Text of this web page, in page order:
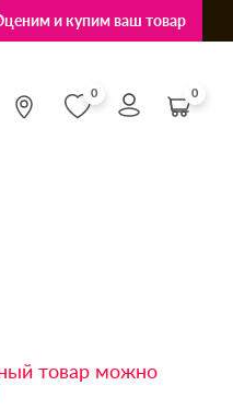
и купим ваш товар
0 0
товар можно